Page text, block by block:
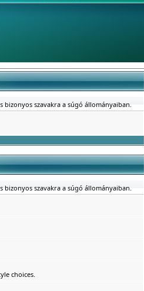
szavakra a súgó állományaiban.
szavakra a súgó állományaiban.
choices.